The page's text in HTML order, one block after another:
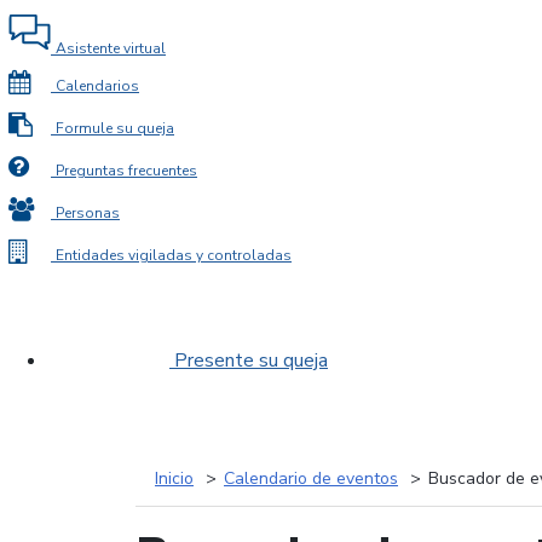
Asistente virtual
Calendarios
Formule su queja
Preguntas frecuentes
Personas
Entidades vigiladas y controladas
Presente su queja
Inicio Calendario de eventos Buscador de